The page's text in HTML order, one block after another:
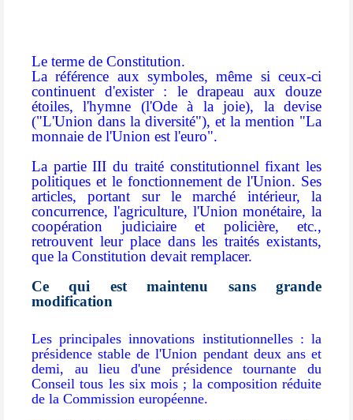
Le terme de Constitution.
La référence aux symboles, même si ceux-ci
continuent d'exister : le drapeau aux douze
étoiles, l'hymne (l'Ode à la joie), la devise
("L'Union dans la diversité"), et la mention "La
monnaie de l'Union est l'euro".
La partie III du traité constitutionnel fixant les
politiques et le fonctionnement de l'Union. Ses
articles, portant sur le marché intérieur, la
concurrence, l'agriculture, l'Union monétaire, la
coopération judiciaire et policière, etc.,
retrouvent leur place dans les traités existants,
que la Constitution devait remplacer.
Ce qui est maintenu sans grande
modification
Les principales innovations institutionnelles : la
présidence stable de l'Union pendant deux ans et
demi, au lieu d'une présidence tournante du
Conseil tous les six mois ; la composition réduite
de la Commission européenne.